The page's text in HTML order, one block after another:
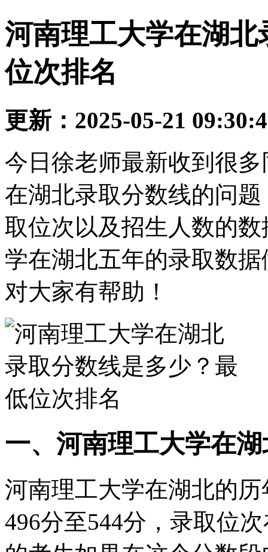
河南理工大学在湖
位次排名
更新：2025-05-21
今日徐老师最新收到很
在湖北录取分数线的问
取位次以及招生人数的
学在湖北五年的录取数
对大家有帮助！
一、河南理工大学在
河南理工大学在湖北的
496分至544分，录取位